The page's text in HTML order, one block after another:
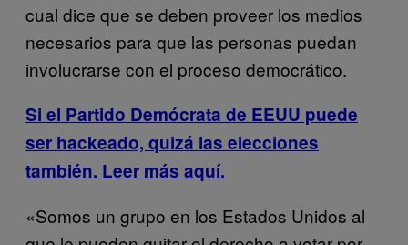
cual dice que se deben proveer los medios
necesarios para que las personas puedan
involucrarse con el proceso democrático.
Si el Partido Demócrata de EEUU puede
ser hackeado, quizá las elecciones
también. Leer más aquí.
«Somos un grupo en los Estados Unidos al